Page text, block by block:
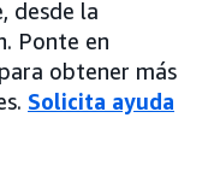
desde la
Ponte en
obtener más
Solicita ayuda